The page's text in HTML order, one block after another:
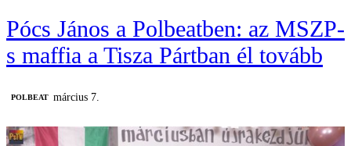
Pócs János a Polbeatben: az MSZP-
s maffia a Tisza Pártban él tovább
‎POLBEAT március 7.